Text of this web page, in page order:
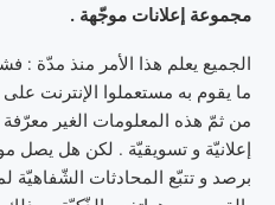
مجموعة إعلانات موجّهة .
الجميع يعلم هذا الأمر منذ مدّة :
ما يقوم به مستعملوا الإنترنت
من ثمّ هذه المعلومات الغير
إعلانيّة و تسويقيّة . لكن هل يصل
برصد و تتبّع المحادثات الشّفاهيّة